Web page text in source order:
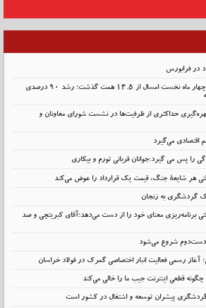
حق بیمه تولیدی بیمه ملت در چهار ماه نخست امسال از 14.5 همت گذشت؛ رشد 90 درصدی
حداکثری از ظرفیت‌ها در نشست شورای معاونان و
می‌گیرد
را پس می گیرد:جوانان قربانی تورم و بیکاری
هر شایعهٔ جنگ، قیمت یک قرارداد را عوض می‌کند
معنای خود را از دست می‌دهد؛آقای کبریتچی و صد
شروع می‌شود
رسمی فعالیت انبار اختصاصی گمرک در فولاد خراسان
قطعی اینترنت جیب ما را خالی می‌کند
پیشران توسعه و اشتغال در کشور است